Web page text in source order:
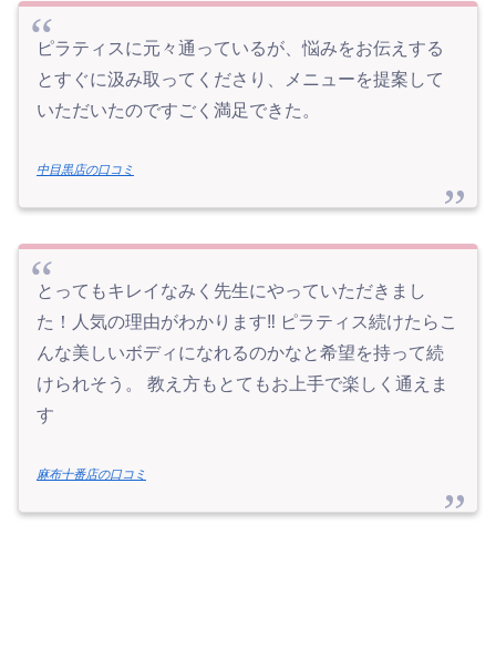
ピラティスに元々通っているが、悩みをお伝えする
とすぐに汲み取ってくださり、メニューを提案して
いただいたのですごく満足できた。
中目黒店の口コミ
とってもキレイなみく先生にやっていただきまし
た！人気の理由がわかります‼︎ ピラティス続けたらこ
んな美しいボディになれるのかなと希望を持って続
けられそう。 教え方もとてもお上手で楽しく通えま
す
麻布十番店の口コミ